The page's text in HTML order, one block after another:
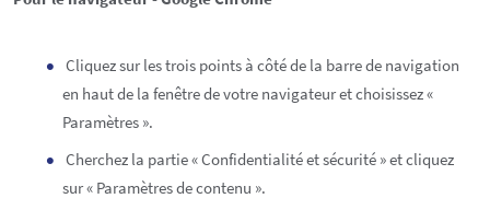
Cliquez sur les trois points à côté de la barre de navigation
en haut de la fenêtre de votre navigateur et choisissez «
Paramètres ».
Cherchez la partie « Confidentialité et sécurité » et cliquez
sur « Paramètres de contenu ».